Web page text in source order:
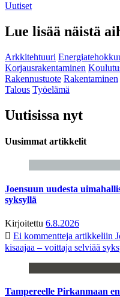
Uutiset
Lue lisää näistä
Arkkitehtuuri
Korjausrakentaminen
Rakennustuote Rakentaminen
Talous Työelämä
Uutisissa nyt
Uusimmat artikkelit
Joensuun uudesta
syksyllä
Kirjoitettu 6.8.2026
Ei kommentteja artikkeliin
kisaajaa – voittaja selviää
Tampereelle Pirkanmaan